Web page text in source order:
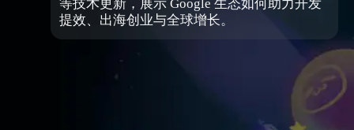
等技术更新，展示 Google 生态如何助力开发
提效、出海创业与全球增长。